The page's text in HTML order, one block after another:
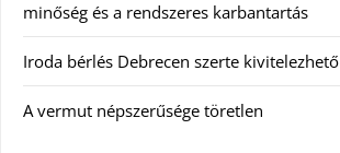
minőség és a rendszeres karbantartás
Iroda bérlés Debrecen szerte kivitelezhető
A vermut népszerűsége töretlen